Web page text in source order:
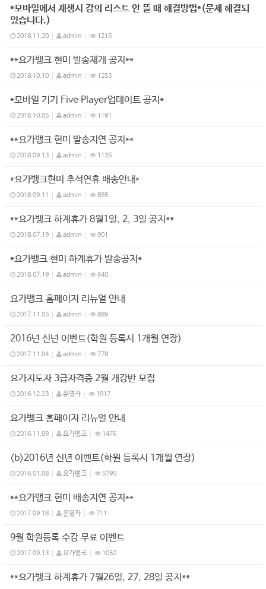
*모바일에서 재생시 강의 리스트 안 뜰 때 해결방법*(문제 해결되
었습니다.)
2018.11.20 admin 1215
**요가뱅크 현미 발송재개 공지**
2018.10.10 admin 1253
*모바일 기기 Five Player업데이트 공지*
2018.10.05 admin 1191
**요가뱅크 현미 발송지연 공지**
2018.09.13 admin 1135
*요가뱅크현미 추석연휴 배송안내*
2018.09.11 admin 855
**요가뱅크 하계휴가 8월1일, 2, 3일 공지**
2018.07.19 admin 901
*요가뱅크 현미 하계휴가 발송공지*
2018.07.19 admin 640
요가뱅크 홈페이지 리뉴얼 안내
2017.11.05 admin 889
2016년 신년 이벤트(학원 등록시 1개월 연장)
2017.11.04 admin 778
요가지도자 3급자격증 2월 개강반 모집
2016.12.23 운영자 1917
요가뱅크 홈페이지 리뉴얼 안내
2016.11.09 요가뱅크 1476
<b>2016년 신년 이벤트(학원 등록시 1개월 연장)
2016.01.08 요가뱅크 5795
**요가뱅크 현미 배송지연 공지**
2017.09.18 운영자 711
9월 학원등록 수강 무료 이벤트
2017.09.13 요가뱅크 1052
**요가뱅크 하계휴가 7월26일, 27, 28일 공지**